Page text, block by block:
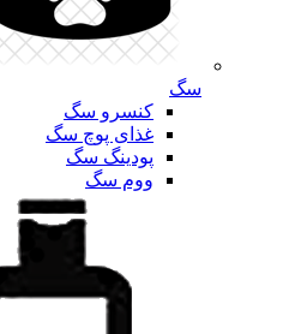
سگ
کنسرو سگ
غذای پوچ سگ
پودینگ سگ
ووم سگ